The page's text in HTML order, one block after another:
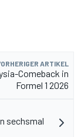
ARTIKEL
Comeback in
Formel 1 2026
sechsmal